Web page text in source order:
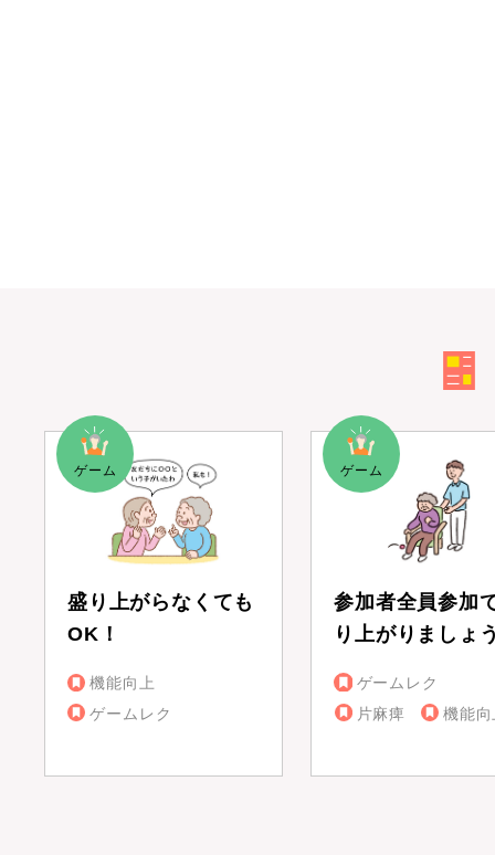
盛り上がらなくても
OK！
機能向上
ゲームレク
参加者全員参加
り上がりましょ
ゲームレク
片麻痺
機能向